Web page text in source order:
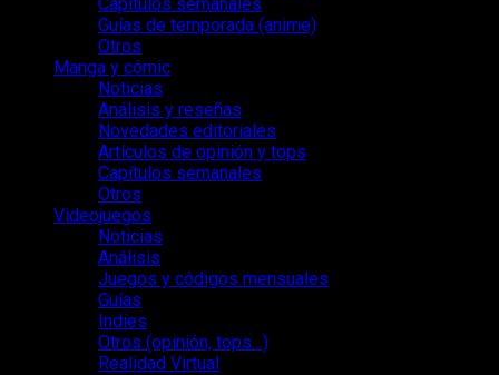
Guías de temporada (anime)
Otros
Manga y cómic
Noticias
Análisis y reseñas
Novedades editoriales
Artículos de opinión y tops
Capítulos semanales
Otros
Videojuegos
Noticias
Análisis
Juegos y códigos mensuales
Guías
Indies
Otros (opinión, tops…)
Realidad Virtual